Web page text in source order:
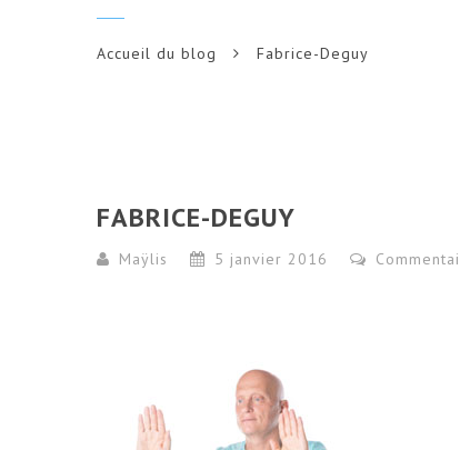
Accueil du blog Fabrice-Deguy
FABRICE-DEGUY
Maÿlis 5 janvier 2016